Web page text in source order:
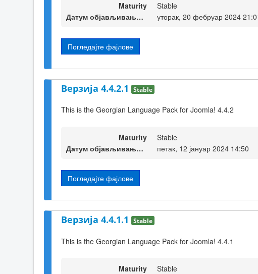
Maturity
Stable
Датум објављивања верзије
уторак, 20 фебруар 2024
Погледајте фајлове
Верзија 4.4.2.1 Stable
This is the Georgian Language Pack for Joomla! 4.4.2
Maturity
Stable
Датум објављивања верзије
петак, 12 јануар 2024 14:50
Погледајте фајлове
Верзија 4.4.1.1 Stable
This is the Georgian Language Pack for Joomla! 4.4.1
Maturity Stable